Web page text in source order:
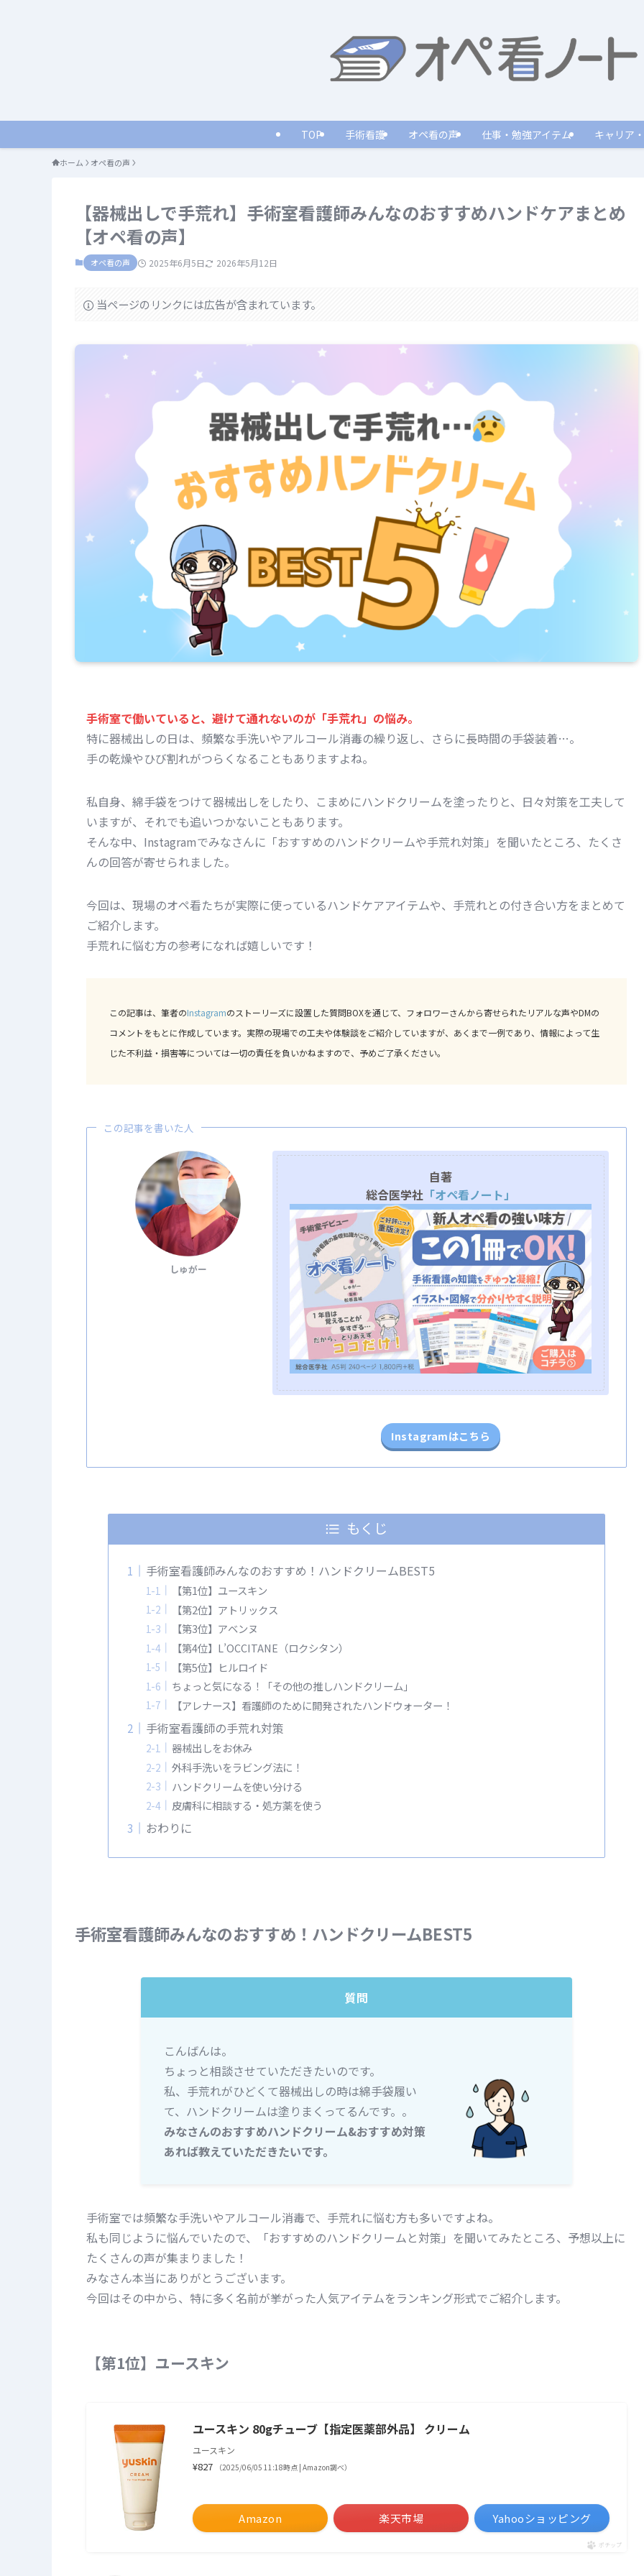
TOP 手術看護 オペ看の声 仕事・勉強アイテム キャリア
ホーム オペ看の声
【器械出しで手荒れ】手術室看護師みんなのおすすめハンドケアまとめ
【オペ看の声】
オペ看の声 2025年6月5日 2026年5月12日
当ページのリンクには広告が含まれています。
手術室で働いていると、避けて通れないのが「手荒れ」の悩み。
特に器械出しの日は、頻繁な手洗いやアルコール消毒の繰り返し、さらに長時間の手袋装着…。
手の乾燥やひび割れがつらくなることもありますよね。
私自身、綿手袋をつけて器械出しをしたり、こまめにハンドクリームを塗ったりと、日々対策を工夫して
いますが、それでも追いつかないこともあります。
そんな中、Instagramでみなさんに「おすすめのハンドクリームや手荒れ対策」を聞いたところ、たくさ
んの回答が寄せられました。
今回は、現場のオペ看たちが実際に使っているハンドケアアイテムや、手荒れとの付き合い方をまとめて
ご紹介します。
手荒れに悩む方の参考になれば嬉しいです！
この記事は、筆者のInstagramのストーリーズに設置した質問BOXを通じて、フォロワーさんから寄せられたリアルな声やDMの
コメントをもとに作成しています。実際の現場での工夫や体験談をご紹介していますが、あくまで一例であり、情報によって生
じた不利益・損害等については一切の責任を負いかねますので、予めご了承ください。
この記事を書いた人
しゅがー
自著
総合医学社 「オペ看ノート」
Instagramはこちら
もくじ
手術室看護師みんなのおすすめ！ハンドクリームBEST5
【第1位】ユースキン
【第2位】アトリックス
【第3位】アベンヌ
【第4位】L’OCCITANE（ロクシタン）
【第5位】ヒルロイド
ちょっと気になる！「その他の推しハンドクリーム」
【アレナース】看護師のために開発されたハンドウォーター！
手術室看護師の手荒れ対策
器械出しをお休み
外科手洗いをラビング法に！
ハンドクリームを使い分ける
皮膚科に相談する・処方薬を使う
おわりに
手術室看護師みんなのおすすめ！ハンドクリームBEST5
質問
こんばんは。
ちょっと相談させていただきたいのです。
私、手荒れがひどくて器械出しの時は綿手袋履い
て、ハンドクリームは塗りまくってるんです。。
みなさんのおすすめハンドクリーム&おすすめ対策
あれば教えていただきたいです。
手術室では頻繁な手洗いやアルコール消毒で、手荒れに悩む方も多いですよね。
私も同じように悩んでいたので、「おすすめのハンドクリームと対策」を聞いてみたところ、予想以上に
たくさんの声が集まりました！
みなさん本当にありがとうございます。
今回はその中から、特に多く名前が挙がった人気アイテムをランキング形式でご紹介します。
【第1位】ユースキン
ユースキン 80gチューブ【指定医薬部外品】 クリーム
ユースキン
¥827 （2025/06/05 11:18時点 | Amazon調べ）
Amazon 楽天市場 Yahooショッピング
ポチップ